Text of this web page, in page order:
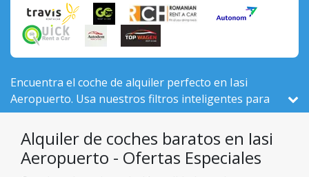
Encuentra el coche de alquiler perfecto en Iasi
Aeropuerto. Usa nuestros filtros inteligentes para
comparar 98 vehículos activos aquí, de un total de
525 en Rumanía, de 8 empresas locales.
Alquiler de coches baratos en Iasi
Aeropuerto - Ofertas Especiales